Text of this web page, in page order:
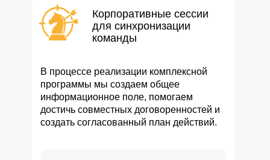
Корпоративные сессии
для синхронизации
команды
В процессе реализации комплексной
программы мы создаем общее
информационное поле, помогаем
достичь совместных договоренностей и
создать согласованный план действий.